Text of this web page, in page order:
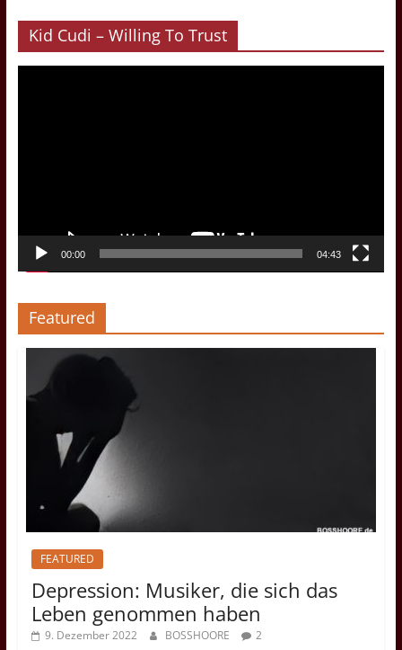
Kid Cudi – Willing To Trust
00:00 04:43
Featured
FEATURED
Depression: Musiker, die sich das
Leben genommen haben
9. Dezember 2022 BOSSHOORE 2